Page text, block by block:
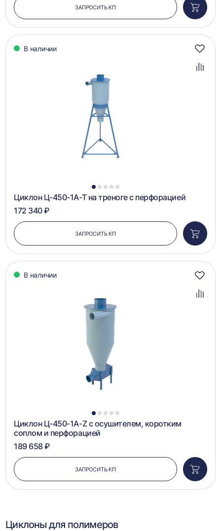
ЗАПРОСИТЬ КП
в
В наличии
1 2 3 4 5
Циклон Ц-450-1А-Т на треноге с перфорацией
172 340 ₽
ЗАПРОСИТЬ КП
в
В наличии
1 2 3 4 5
Циклон Ц-450-1A-Z с осушителем, коротким
соплом и перфорацией
189 658 ₽
ЗАПРОСИТЬ КП
в
Циклоны для полимеров